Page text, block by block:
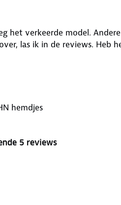
het verkeerde model. Andere
hemdjes
5 reviews